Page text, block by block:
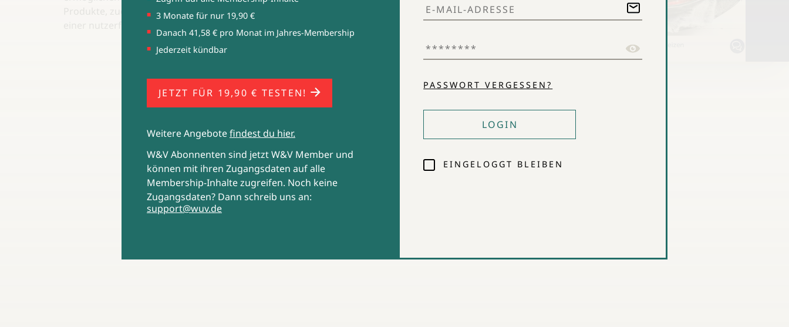
Produkte, zudem überzeugt die Bofrost-App mit
3 Monate für nur 19,90 €
Danach 41,58 € pro Monat im Jahres-Membership
Jederzeit kündbar
JETZT FÜR 19,90 € TESTEN!
Weitere Angebotefindest du hier.
W&V Abonnenten sind jetzt W&V Member und
können mit ihren Zugangsdaten auf alle
Membership-Inhalte zugreifen. Noch keine
Zugangsdaten? Dann schreib uns an:
support@wuv.de
PASSWORT VERGESSEN?
LOGIN
EINGELOGGT BLEIBEN